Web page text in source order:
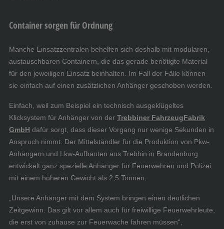
Container sorgen für Ordnung
Manche Einsatzzentralen behelfen sich deshalb mit modularen,
austauschbaren Containern, die das gerade benötigte Material
für den jeweiligen Einsatz beinhalten. Im Fall der Fälle können
sie einfach auf einen zusätzlichen Anhänger geschoben werden.
Einfach, weil zum Beispiel ein technisch ausgeklügeltes
Klicksystem für Anhänger von der Trebbiner FahrzeugFabrik
GmbH dafür sorgt, dass dieser Vorgang nur wenige Sekunden in
Anspruch nimmt. Der Mittelständler für die Produktion von Pkw-
Anhängern und Lkw-Aufbauten aus Trebbin in Brandenburg
entwickelt ganz spezielle Anhänger für Feuerwehren und Polizei
mit einem höheren Gewicht als 2,5 Tonnen.
„Unsere Anhänger mit dem System bringen einen deutlichen
Zeitgewinn. Das gilt vor allem auch für freiwillige Feuerwehrleute,
die erst von zuhause zur Feuerwache fahren müssen“,